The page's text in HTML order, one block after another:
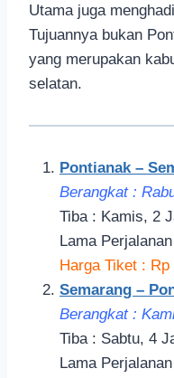
Utama juga
Tujuannya bukan
yang merupakan
selatan.
Pontianak –
Berangkat :
Tiba : Kamis, 2
Lama
Harga Tiket :
Semarang –
Berangkat :
Tiba : Sabtu, 4
Lama